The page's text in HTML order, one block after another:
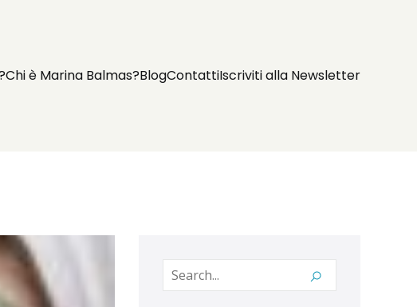
Chi è Marina Balmas?BlogContattiIscriviti alla Newsletter